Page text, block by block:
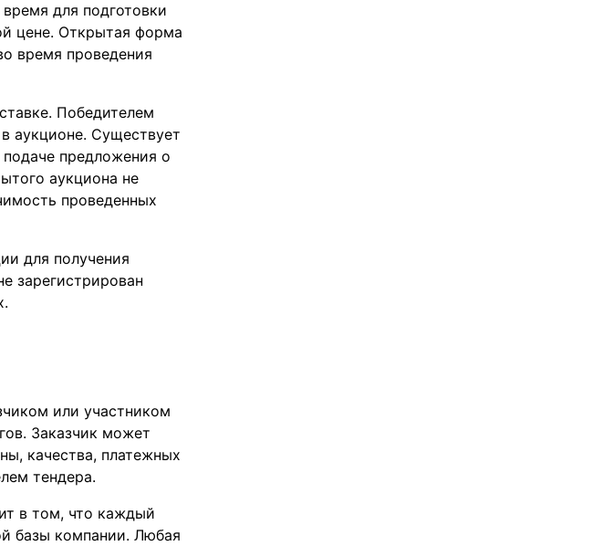
для подготовки
цене. Открытая форма
время проведения
Победителем
аукционе. Существует
предложения о
аукциона не
проведенных
для получения
зарегистрирован
или участником
Заказчик может
качества, платежных
тендера.
в том, что каждый
базы компании. Любая